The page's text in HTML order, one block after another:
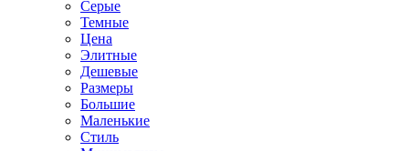
Серые
Темные
Цена
Элитные
Дешевые
Размеры
Большие
Маленькие
Стиль